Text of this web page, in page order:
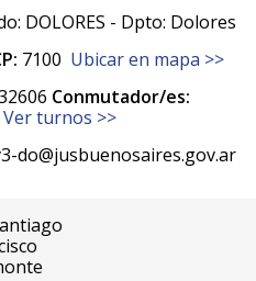
DOLORES - Dpto: Dolores
7100 Ubicar en mapa >>
Conmutador/es:
Ver turnos >>
do@jusbuenosaires.gov.ar